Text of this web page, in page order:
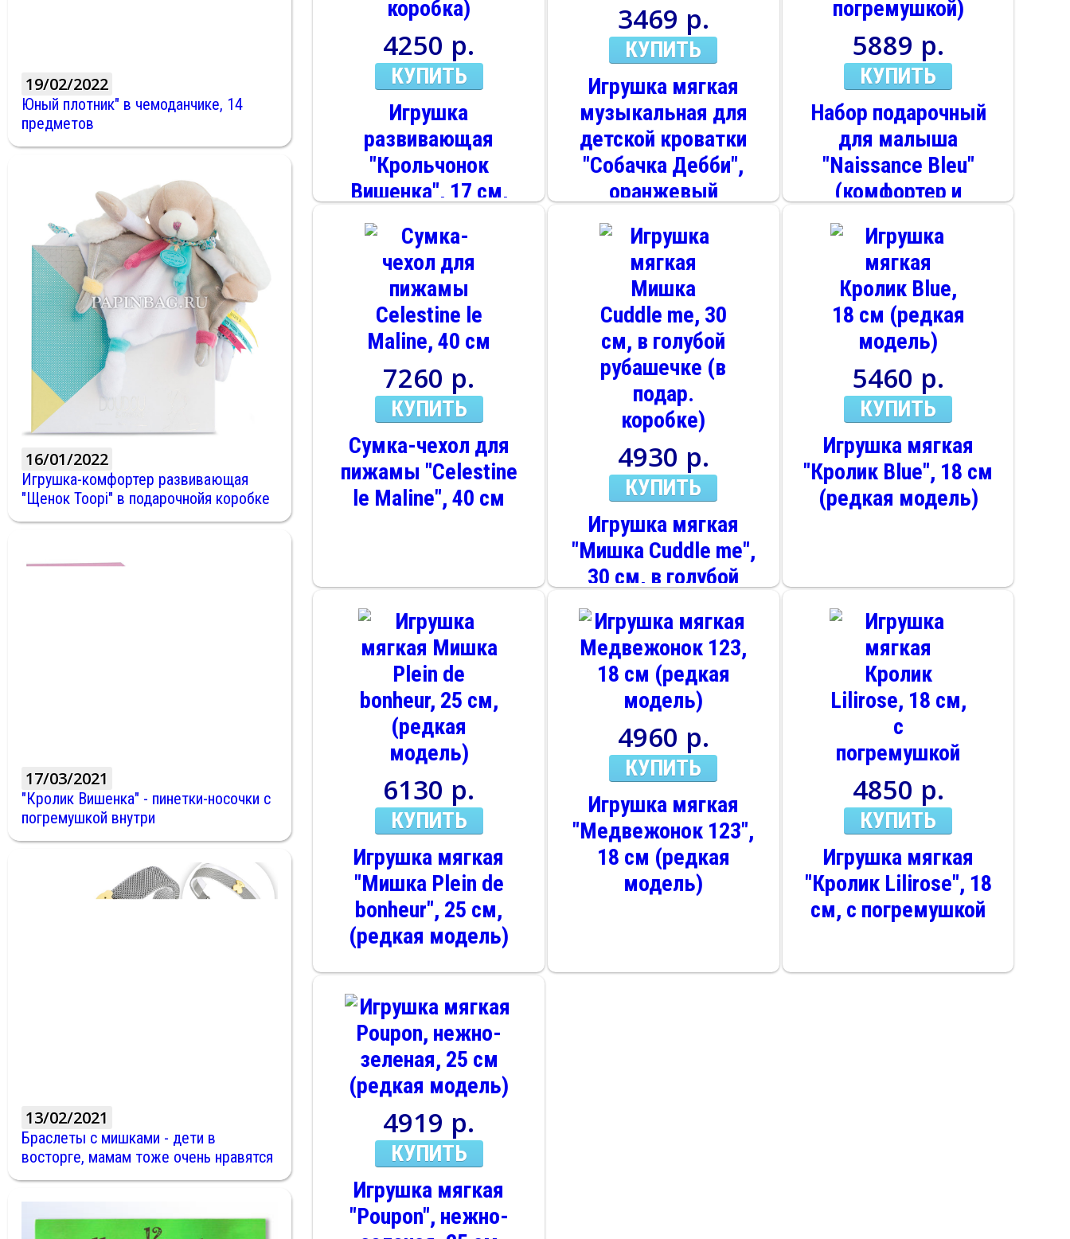
19/02/2022
Юный плотник" в чемоданчике, 14
предметов
16/01/2022
Игрушка-комфортер развивающая
"Щенок Toopi" в подарочнойя коробке
17/03/2021
"Кролик Вишенка" - пинетки-носочки с
погремушкой внутри
13/02/2021
Браслеты с мишками - дети в
восторге, мамам тоже очень нравятся
4250 р.
КУПИТЬ
Игрушка
развивающая
"Крольчонок
Вишенка", 17 см,
музыкальная,
(подарочная
коробка)
3469 р.
КУПИТЬ
Игрушка мягкая
музыкальная для
детской кроватки
"Собачка Дебби",
оранжевый
хвостик, 24 см
5889 р.
КУПИТЬ
Набор подарочный
для малыша
"Naissance Bleu"
(комфортер и
погремушкой)
7260 р.
КУПИТЬ
Сумка-чехол для
пижамы "Celestine
le Maline", 40 см
4930 р.
КУПИТЬ
Игрушка мягкая
"Мишка Cuddle me",
30 см, в голубой
рубашечке (в подар.
коробке)
5460 р.
КУПИТЬ
Игрушка мягкая
"Кролик Blue", 18 см
(редкая модель)
6130 р.
КУПИТЬ
Игрушка мягкая
"Мишка Plein de
bonheur", 25 см,
(редкая модель)
4960 р.
КУПИТЬ
Игрушка мягкая
"Медвежонок 123",
18 см (редкая
модель)
4850 р.
КУПИТЬ
Игрушка мягкая
"Кролик Lilirose", 18
см, с погремушкой
4919 р.
КУПИТЬ
Игрушка мягкая
"Poupon", нежно-